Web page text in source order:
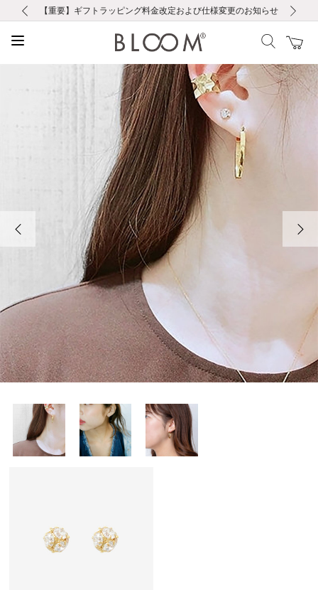
お修理・アフターサービスのご案内
【重要】令和８年熊本地震に伴う集配への影響について
【重要】ギフトラッピング料金改定および仕様変更のお知らせ
【重要】夏季休業の営業についてのご案内
税込5,500円以上で送料無料｜最短24時間以内に発送
新規会員登録で1000ポイントプレゼント！
新規LINE友だち登録で500円クーポンプレゼント
会員限定！レビュー投稿で100ポイントプレゼント
お修理・アフターサービスのご案内
【重要】令和８年熊本地震に伴う集配への影響について